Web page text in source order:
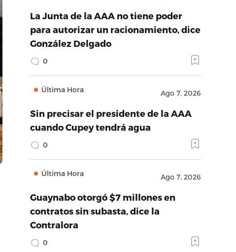
La Junta de la AAA no tiene poder
para autorizar un racionamiento, dice
González Delgado
0
Última Hora Ago 7, 2026
Sin precisar el presidente de la AAA
cuando Cupey tendrá agua
0
Última Hora Ago 7, 2026
Guaynabo otorgó $7 millones en
contratos sin subasta, dice la
Contralora
0